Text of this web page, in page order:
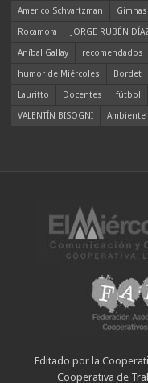
Americo Schvartzman
Rocamora
JORGE RUBÉN
Aníbal Gallay
recomendados
humor de Miércoles
Bordet
Lauritto
Docentes fútbol
VALENTÍN BISOGNI
Ambiente
Editado por la
Cooperativa de